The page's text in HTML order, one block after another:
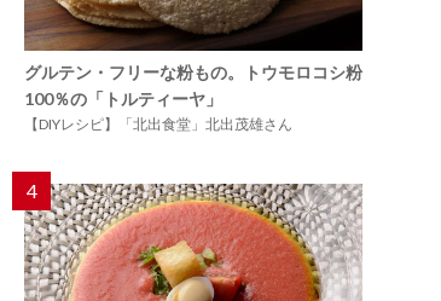
グルテン・フリーな粉もの。トウモロコシ粉
100％の「トルティーヤ」
【DIYレシピ】「北出食堂」北出茂雄さん
4